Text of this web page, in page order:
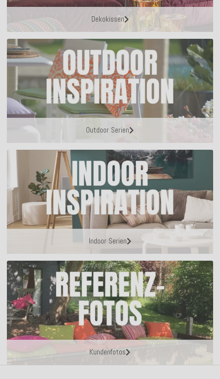
Dekokissen
Outdoor Serien
Indoor Serien
Kundenfotos